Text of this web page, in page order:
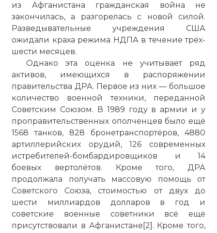
из Афганистана гражданская война не
закончилась, а разгорелась с новой силой.
Разведывательные учреждения США
ожидали краха режима НДПА в течение трёх-
шести месяцев.
Однако эта оценка не учитывает ряд
активов, имеющихся в распоряжении
правительства ДРА. Первое из них — большое
количество военной техники, переданной
Советским Союзом. В 1989 году в армии и у
проправительственных ополченцев было ещё
1568 танков, 828 бронетранспортёров, 4880
артиллерийских орудий, 126 современных
истребителей-бомбардировщиков и 14
боевых вертолётов. Кроме того, ДРА
продолжала получать массовую помощь от
Советского Союза, стоимостью от двух до
шести миллиардов долларов в год и
советские военные советники всё ещё
присутствовали в Афганистане[2]. Кроме того,